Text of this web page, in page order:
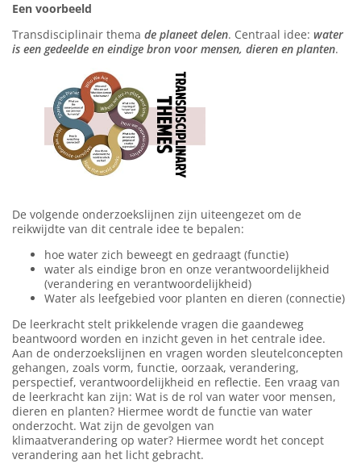
Een voorbeeld
Transdisciplinair thema de planeet delen. Centraal idee: water
is een gedeelde en eindige bron voor mensen, dieren en planten.
De volgende onderzoekslijnen zijn uiteengezet om de
reikwijdte van dit centrale idee te bepalen:
hoe water zich beweegt en gedraagt (functie)
water als eindige bron en onze verantwoordelijkheid
(verandering en verantwoordelijkheid)
Water als leefgebied voor planten en dieren (connectie)
De leerkracht stelt prikkelende vragen die gaandeweg
beantwoord worden en inzicht geven in het centrale idee.
Aan de onderzoekslijnen en vragen worden sleutelconcepten
gehangen, zoals vorm, functie, oorzaak, verandering,
perspectief, verantwoordelijkheid en reflectie. Een vraag van
de leerkracht kan zijn: Wat is de rol van water voor mensen,
dieren en planten? Hiermee wordt de functie van water
onderzocht. Wat zijn de gevolgen van
klimaatverandering op water? Hiermee wordt het concept
verandering aan het licht gebracht.